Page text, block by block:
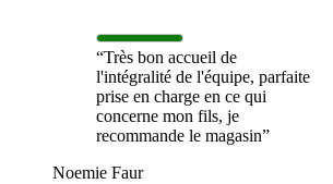
“Très bon accueil de
l'intégralité de l'équipe, parfaite
prise en charge en ce qui
concerne mon fils, je
recommande le magasin”
Noemie Faur